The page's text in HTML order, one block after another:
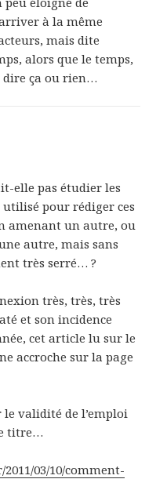
à la même
mais dite
alors que le temps,
dire ça ou rien…
elle pas étudier les
utilisé pour rédiger ces
amenant un autre, ou
autre, mais sans
très serré… ?
très, très, très
et son incidence
cet article lu sur le
accroche sur la page
validité de l’emploi
titre…
03/10/comment-